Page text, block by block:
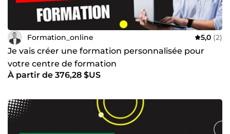
Formation_online 5,0 (2)
Je vais créer une formation personnalisée pour
votre centre de formation
À partir de 376,28 $US